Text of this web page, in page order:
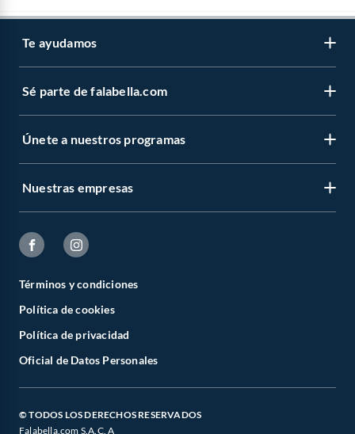
Te ayudamos
Sé parte de falabella.com
Únete a nuestros programas
Nuestras empresas
Términos y condiciones
Política de cookies
Política de privacidad
Oficial de Datos Personales
© TODOS LOS DERECHOS RESERVADOS
Falabella.com S.A.C. A